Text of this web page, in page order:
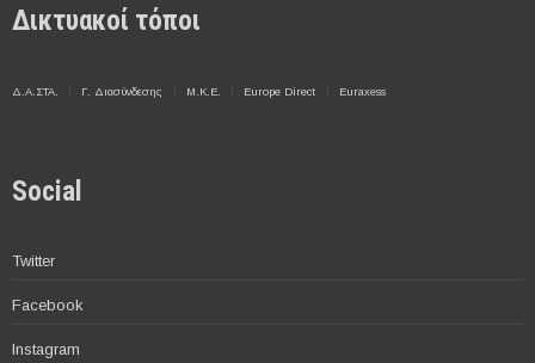
Δικτυακοί τόποι
Δ.Α.ΣΤΑ. Γ. Διασύνδεσης Μ.Κ.Ε. Europe Direct Euraxess
Social
Twitter
Facebook
Instagram